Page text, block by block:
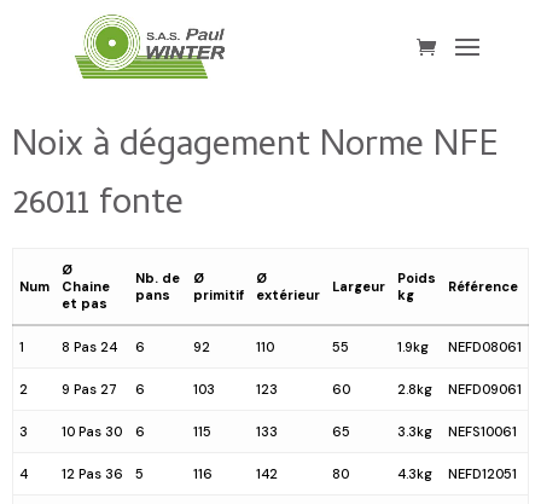
Noix à dégagement Norme NFE
26011 fonte
Num
Ø
Chaine
et pas
Nb. de
pans
Ø
primitif
Ø
extérieur
Largeur
Poids
kg
Référence
1 8 Pas 24 6 92 110 55 1.9kg NEFD08061
2 9 Pas 27 6 103 123 60 2.8kg NEFD09061
3 10 Pas 30 6 115 133 65 3.3kg NEFS10061
4 12 Pas 36 5 116 142 80 4.3kg NEFD12051